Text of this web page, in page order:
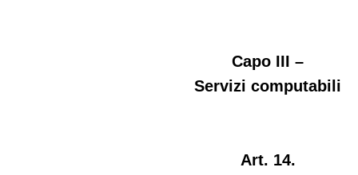
Capo III –
Servizi computabili
Art. 14.